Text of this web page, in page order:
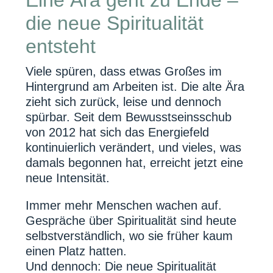
die neue Spiritualität
entsteht
Viele spüren, dass etwas Großes im
Hintergrund am Arbeiten ist. Die alte Ära
zieht sich zurück, leise und dennoch
spürbar. Seit dem Bewusstseinsschub
von 2012 hat sich das Energiefeld
kontinuierlich verändert, und vieles, was
damals begonnen hat, erreicht jetzt eine
neue Intensität.
Immer mehr Menschen wachen auf.
Gespräche über Spiritualität sind heute
selbstverständlich, wo sie früher kaum
einen Platz hatten.
Und dennoch: Die neue Spiritualität